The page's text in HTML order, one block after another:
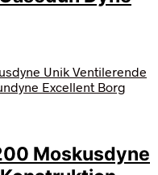
Moskusdyne